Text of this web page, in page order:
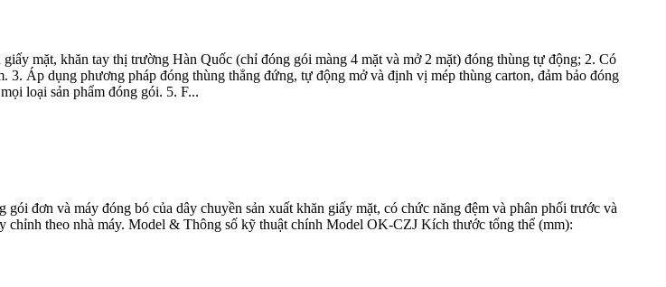
mặt, khăn tay thị trường Hàn Quốc (chỉ đóng gói màng 4 mặt và mở 2 mặt) đóng thùng tự động; 2. Có
3. Áp dụng phương pháp đóng thùng thẳng đứng, tự động mở và định vị mép thùng carton, đảm bảo đóng
loại sản phẩm đóng gói. 5. F...
đơn và máy đóng bó của dây chuyền sản xuất khăn giấy mặt, có chức năng đệm và phân phối trước và
chỉnh theo nhà máy. Model & Thông số kỹ thuật chính Model OK-CZJ Kích thước tổng thể (mm):